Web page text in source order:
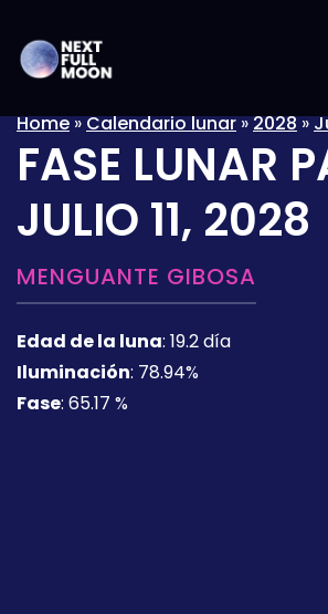
Home»Calendario lunar»2028»
FASE LUNAR
JULIO 11, 2028
MENGUANTE GIBOSA
Edad de la luna: 19.2 día
Iluminación: 78.94%
Fase: 65.17 %